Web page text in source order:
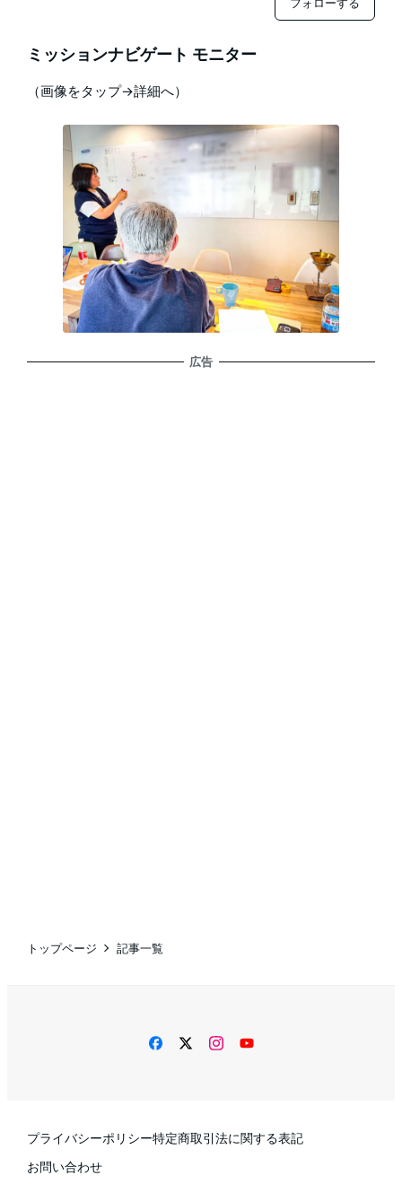
フォローする
ミッションナビゲート モニター
（画像をタップ→詳細へ）
広告
トップページ 記事一覧
facebooktwitterinstagram
YouTube
プライバシーポリシー特定商取引法に関する表記
お問い合わせ